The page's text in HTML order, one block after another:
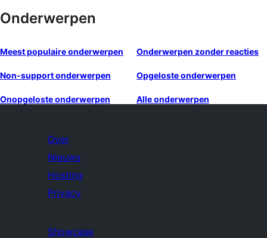
Onderwerpen
Meest populaire onderwerpen Onderwerpen zonder reacties
Non-support onderwerpen Opgeloste onderwerpen
Onopgeloste onderwerpen Alle onderwerpen
Over
Nieuws
Hosting
Privacy
Showcase